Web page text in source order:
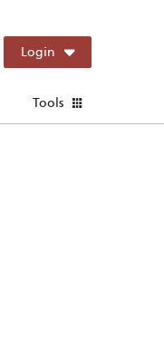
Login
Tools